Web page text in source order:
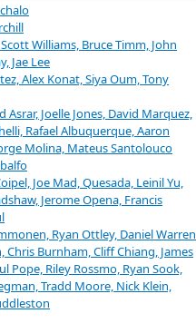
Scott Williams, Bruce Timm, John
Jae Lee
Alex Konat, Siya Oum, Tony
Asrar, Joelle Jones, David Marquez,
Rafael Albuquerque, Aaron
Molina, Mateus Santolouco
Joe Mad, Quesada, Leinil Yu,
Jerome Opena, Francis
Ryan Ottley, Daniel Warren
Chris Burnham, Cliff Chiang, James
Pope, Riley Rossmo, Ryan Sook,
Tradd Moore, Nick Klein,